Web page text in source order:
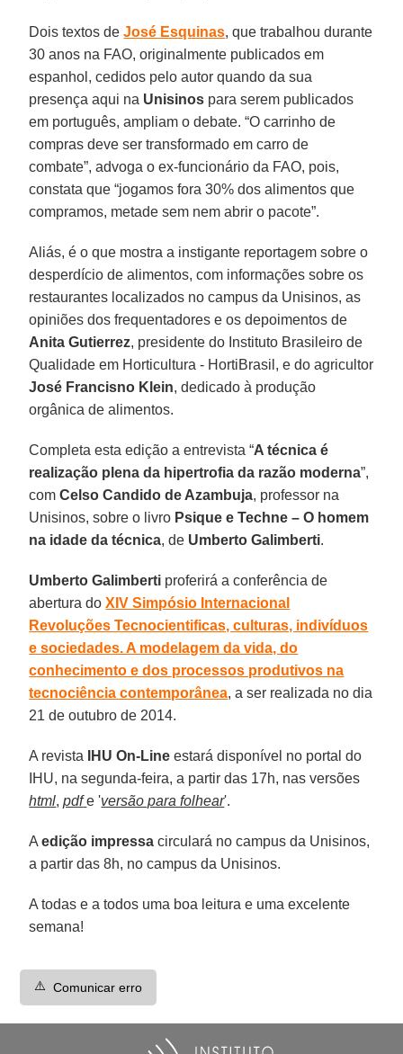
Dois textos deJosé Esquinas, que trabalhou durante
30 anos na FAO, originalmente publicados em
espanhol, cedidos pelo autor quando da sua
presença aqui na Unisinos para serem publicados
em português, ampliam o debate. “O carrinho de
compras deve ser transformado em carro de
combate”, advoga o ex-funcionário da FAO, pois,
constata que “jogamos fora 30% dos alimentos que
compramos, metade sem nem abrir o pacote”.
Aliás, é o que mostra a instigante reportagem sobre o
desperdício de alimentos, com informações sobre os
restaurantes localizados no campus da Unisinos, as
opiniões dos frequentadores e os depoimentos de
Anita Gutierrez, presidente do Instituto Brasileiro de
Qualidade em Horticultura - HortiBrasil, e do agricultor
José Francisno Klein, dedicado à produção
orgânica de alimentos.
Completa esta edição a entrevista “A técnica é
realização plena da hipertrofia da razão moderna”,
comCelso Candido de Azambuja, professor na
Unisinos, sobre o livro Psique e Techne – O homem
na idade da técnica, de Umberto Galimberti.
Umberto Galimberti proferirá a conferência de
abertura doXIV Simpósio Internacional
Revoluções Tecnocientificas, culturas, indivíduos
e sociedades. A modelagem da vida, do
conhecimento e dos processos produtivos na
tecnociência contemporânea, a ser realizada no dia
21 de outubro de 2014.
A revista IHU On-Line estará disponível no portal do
IHU, na segunda-feira, a partir das 17h, nas versões
html,pdf e 'versão para folhear'.
Aedição impressa circulará no campus da Unisinos,
a partir das 8h, no campus da Unisinos.
A todas e a todos uma boa leitura e uma excelente
semana!
⚠️ Comunicar erro